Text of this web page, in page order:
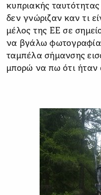
κυπριακής
δεν γνώριζαν καν τι
μέλος της ΕΕ σε
να βγάλω
ταμπέλα σήμανσης
μπορώ να πω ότι ήταν